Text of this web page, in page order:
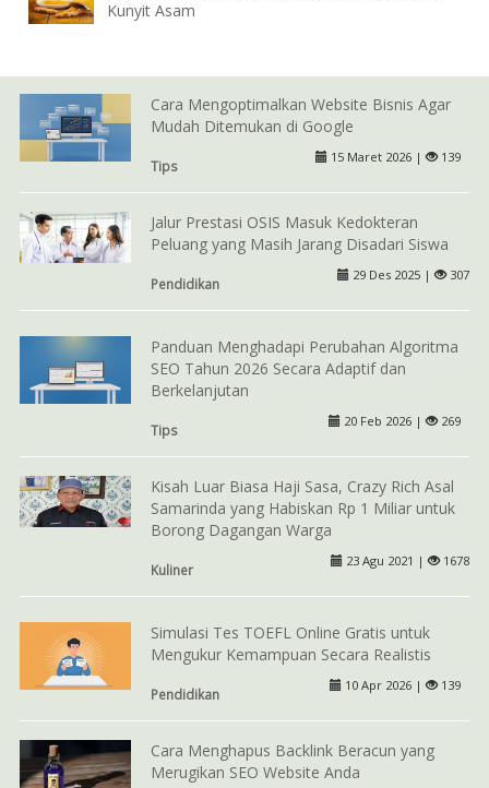
Kunyit Asam
Cara Mengoptimalkan Website Bisnis Agar
Mudah Ditemukan di Google
Tips
15 Maret 2026 | 139
Jalur Prestasi OSIS Masuk Kedokteran
Peluang yang Masih Jarang Disadari Siswa
Pendidikan
29 Des 2025 | 307
Panduan Menghadapi Perubahan Algoritma
SEO Tahun 2026 Secara Adaptif dan
Berkelanjutan
Tips
20 Feb 2026 | 269
Kisah Luar Biasa Haji Sasa, Crazy Rich Asal
Samarinda yang Habiskan Rp 1 Miliar untuk
Borong Dagangan Warga
Kuliner
23 Agu 2021 | 1678
Simulasi Tes TOEFL Online Gratis untuk
Mengukur Kemampuan Secara Realistis
Pendidikan
10 Apr 2026 | 139
Cara Menghapus Backlink Beracun yang
Merugikan SEO Website Anda